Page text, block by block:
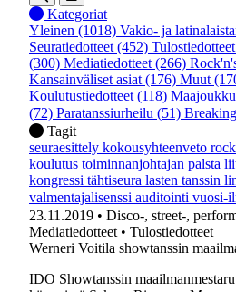
Kategoriat
Yleinen (1018) Vakio- ja
Seuratiedotteet (452) Tulostiedotteet
(300) Mediatiedotteet (266)
Kansainväliset asiat (176) Muut
Koulutustiedotteet (118)
(72) Paratanssiurheilu (51) Breaking
Tagit
seuraesittely kokousyhteenveto
koulutus toiminnanjohtajan palsta
kongressi tähtiseura lasten tanssin
valmentajalisenssi auditointi vuosi-
23.11.2019 • Disco-, street-,
Mediatiedotteet • Tulostiedotteet
Werneri Voitila showtanssin
IDO Showtanssin